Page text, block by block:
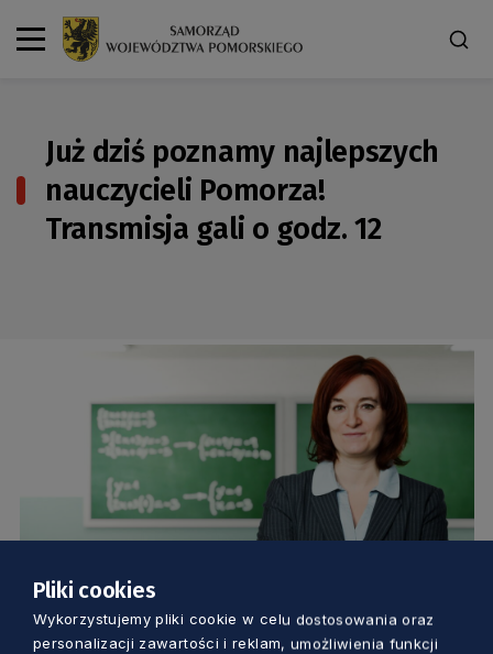
Już dziś poznamy najlepszych
nauczycieli Pomorza!
Transmisja gali o godz. 12
EDUKACJA
Pliki cookies
Wykorzystujemy pliki cookie w celu dostosowania oraz
personalizacji zawartości i reklam, umożliwienia funkcji